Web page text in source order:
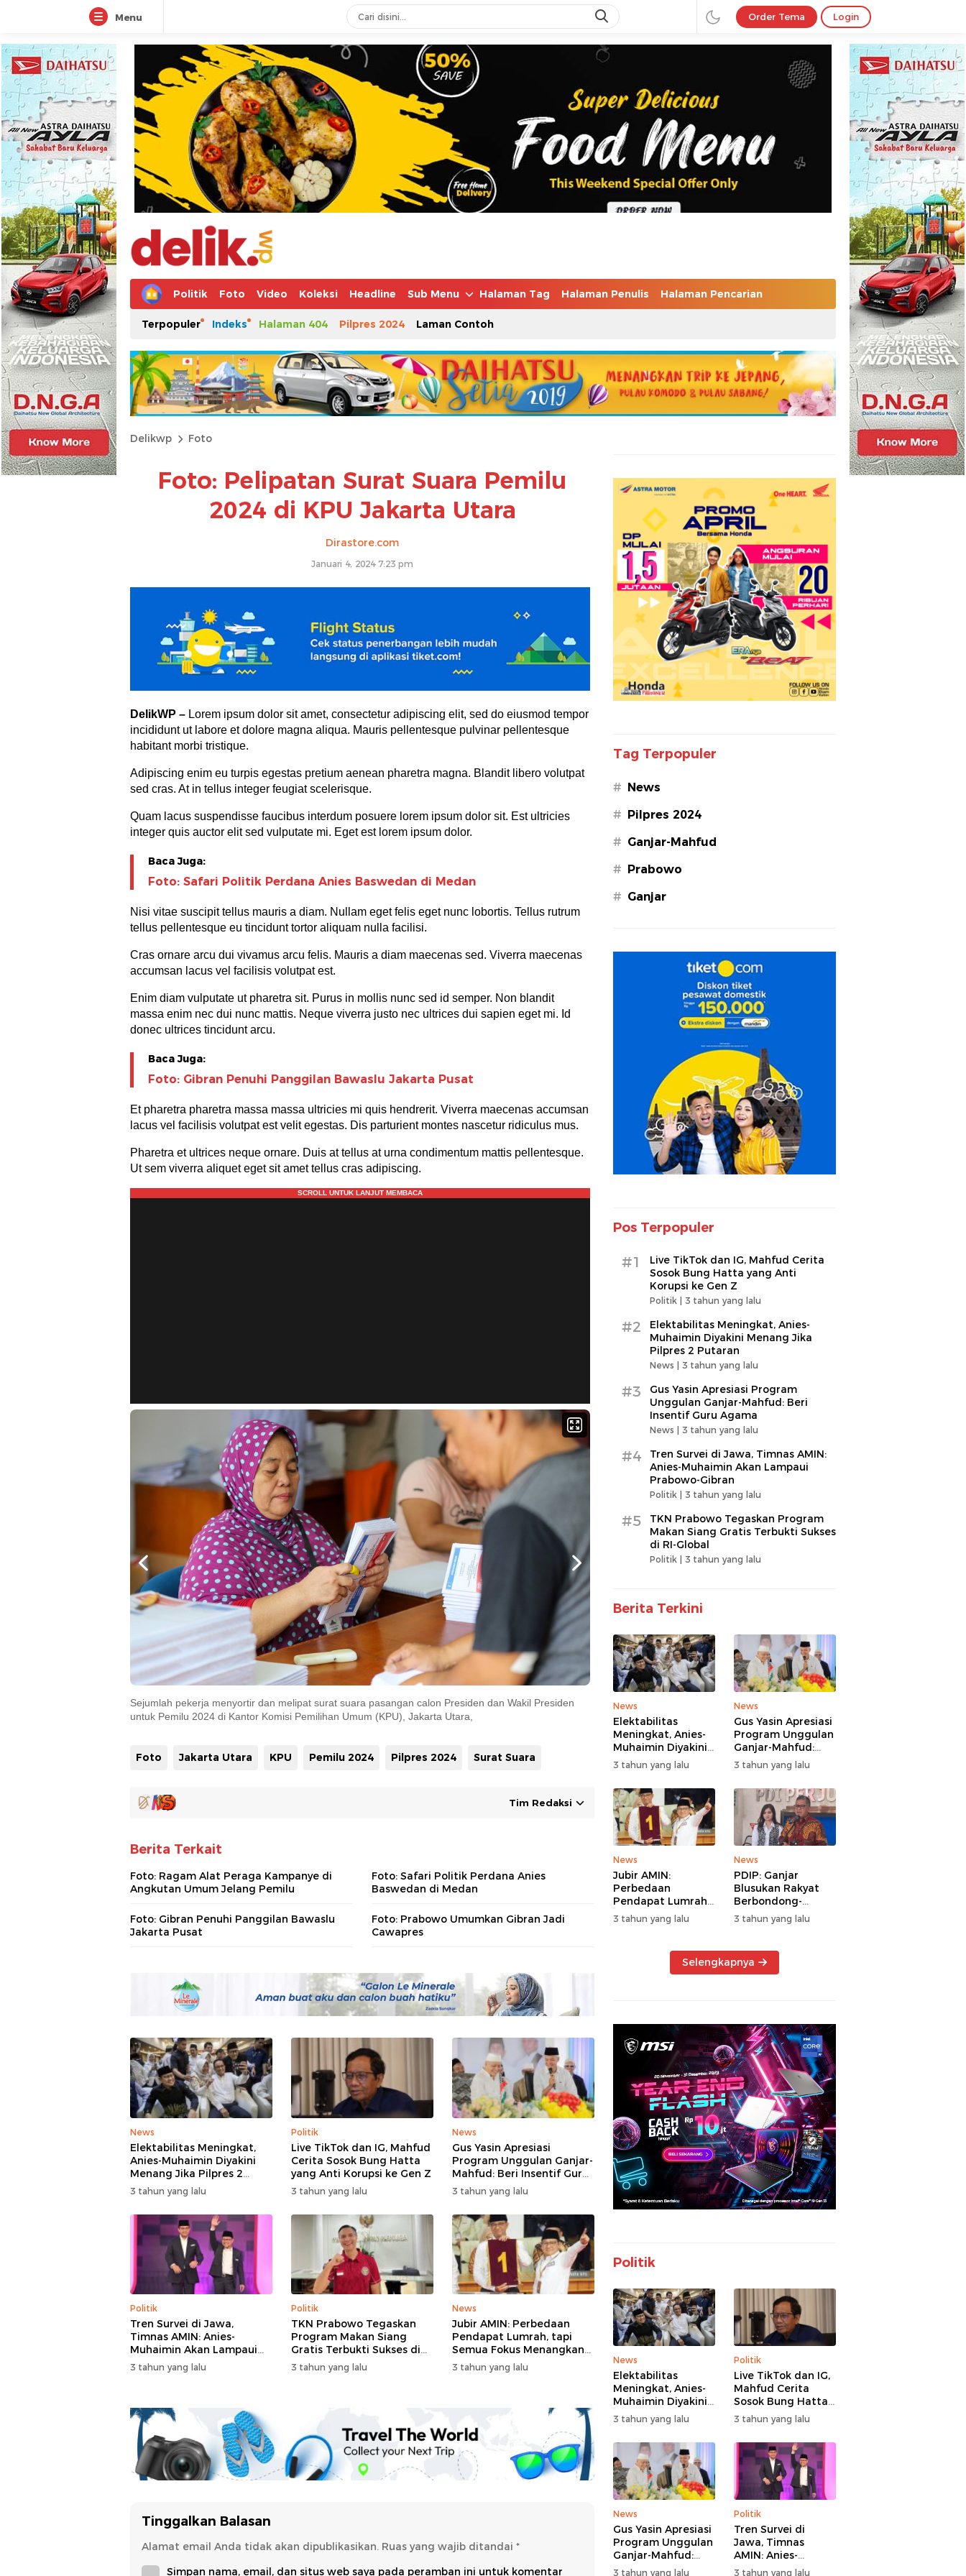
Menu Order Tema Login
Politik Foto Video Koleksi Headline Sub Menu Halaman Tag Halaman Penulis Halaman Pencarian
Terpopuler Indeks Halaman 404 Pilpres 2024 Laman Contoh
Delikwp Foto
Foto: Pelipatan Surat Suara Pemilu
2024 di KPU Jakarta Utara
Dirastore.com
Januari 4, 2024 7:23 pm
DelikWP – Lorem ipsum dolor sit amet, consectetur adipiscing elit, sed do eiusmod tempor
incididunt ut labore et dolore magna aliqua. Mauris pellentesque pulvinar pellentesque
habitant morbi tristique.
Adipiscing enim eu turpis egestas pretium aenean pharetra magna. Blandit libero volutpat
sed cras. At in tellus integer feugiat scelerisque.
Quam lacus suspendisse faucibus interdum posuere lorem ipsum dolor sit. Est ultricies
integer quis auctor elit sed vulputate mi. Eget est lorem ipsum dolor.
Baca Juga:
Foto: Safari Politik Perdana Anies Baswedan di Medan
Nisi vitae suscipit tellus mauris a diam. Nullam eget felis eget nunc lobortis. Tellus rutrum
tellus pellentesque eu tincidunt tortor aliquam nulla facilisi.
Cras ornare arcu dui vivamus arcu felis. Mauris a diam maecenas sed. Viverra maecenas
accumsan lacus vel facilisis volutpat est.
Enim diam vulputate ut pharetra sit. Purus in mollis nunc sed id semper. Non blandit
massa enim nec dui nunc mattis. Neque viverra justo nec ultrices dui sapien eget mi. Id
donec ultrices tincidunt arcu.
Baca Juga:
Foto: Gibran Penuhi Panggilan Bawaslu Jakarta Pusat
Et pharetra pharetra massa massa ultricies mi quis hendrerit. Viverra maecenas accumsan
lacus vel facilisis volutpat est velit egestas. Dis parturient montes nascetur ridiculus mus.
Pharetra et ultrices neque ornare. Duis at tellus at urna condimentum mattis pellentesque.
Ut sem viverra aliquet eget sit amet tellus cras adipiscing.
Sejumlah pekerja menyortir dan melipat surat suara pasangan calon Presiden dan Wakil Presiden
untuk Pemilu 2024 di Kantor Komisi Pemilihan Umum (KPU), Jakarta Utara,
Pelipatan surat suara Pemilu 2024 ditargetkan akan selesai dilipat dalam tiga hari
Foto Jakarta Utara KPU Pemilu 2024 Pilpres 2024 Surat Suara
Tim Redaksi
Berita Terkait
Foto: Ragam Alat Peraga Kampanye di
Angkutan Umum Jelang Pemilu
Foto: Safari Politik Perdana Anies
Baswedan di Medan
Foto: Gibran Penuhi Panggilan Bawaslu
Jakarta Pusat
Foto: Prabowo Umumkan Gibran Jadi
Cawapres
News
Elektabilitas Meningkat,
Anies-Muhaimin Diyakini
Menang Jika Pilpres 2
Putaran
3 tahun yang lalu
Politik
Live TikTok dan IG, Mahfud
Cerita Sosok Bung Hatta
yang Anti Korupsi ke Gen Z
3 tahun yang lalu
News
Gus Yasin Apresiasi
Program Unggulan Ganjar-
Mahfud: Beri Insentif Guru
Agama
3 tahun yang lalu
Politik
Tren Survei di Jawa,
Timnas AMIN: Anies-
Muhaimin Akan Lampaui
Prabowo-Gibran
3 tahun yang lalu
Politik
TKN Prabowo Tegaskan
Program Makan Siang
Gratis Terbukti Sukses di
RI-Global
3 tahun yang lalu
News
Jubir AMIN: Perbedaan
Pendapat Lumrah, tapi
Semua Fokus Menangkan
Anies-Muhaimin
3 tahun yang lalu
Tinggalkan Balasan
Alamat email Anda tidak akan dipublikasikan. Ruas yang wajib ditandai *
Simpan nama, email, dan situs web saya pada peramban ini untuk komentar
Tag Terpopuler
# News
# Pilpres 2024
# Ganjar-Mahfud
# Prabowo
# Ganjar
Pos Terpopuler
#1
Live TikTok dan IG, Mahfud Cerita
Sosok Bung Hatta yang Anti
Korupsi ke Gen Z
Politik | 3 tahun yang lalu
#2
Elektabilitas Meningkat, Anies-
Muhaimin Diyakini Menang Jika
Pilpres 2 Putaran
News | 3 tahun yang lalu
#3
Gus Yasin Apresiasi Program
Unggulan Ganjar-Mahfud: Beri
Insentif Guru Agama
News | 3 tahun yang lalu
#4
Tren Survei di Jawa, Timnas AMIN:
Anies-Muhaimin Akan Lampaui
Prabowo-Gibran
Politik | 3 tahun yang lalu
#5
TKN Prabowo Tegaskan Program
Makan Siang Gratis Terbukti Sukses
di RI-Global
Politik | 3 tahun yang lalu
Berita Terkini
News
Elektabilitas
Meningkat, Anies-
Muhaimin Diyakini
Menang Jika
Pilpres 2 Putaran
3 tahun yang lalu
News
Gus Yasin Apresiasi
Program Unggulan
Ganjar-Mahfud:
Beri Insentif Guru
3 tahun yang lalu
News
Jubir AMIN:
Perbedaan
Pendapat Lumrah,
tapi Semua Fokus
Menangkan Anies-
3 tahun yang lalu
News
PDIP: Ganjar
Blusukan Rakyat
Berbondong-
bondong, Prabowo
Tak Ada yang
3 tahun yang lalu
Selengkapnya
Politik
News
Elektabilitas
Meningkat, Anies-
Muhaimin Diyakini
Menang Jika
Pilpres 2 Putaran
3 tahun yang lalu
Politik
Live TikTok dan IG,
Mahfud Cerita
Sosok Bung Hatta
yang Anti Korupsi
ke Gen Z
3 tahun yang lalu
News
Gus Yasin Apresiasi
Program Unggulan
Ganjar-Mahfud:
Beri Insentif Guru
3 tahun yang lalu
Politik
Tren Survei di
Jawa, Timnas
AMIN: Anies-
Muhaimin Akan
3 tahun yang lalu